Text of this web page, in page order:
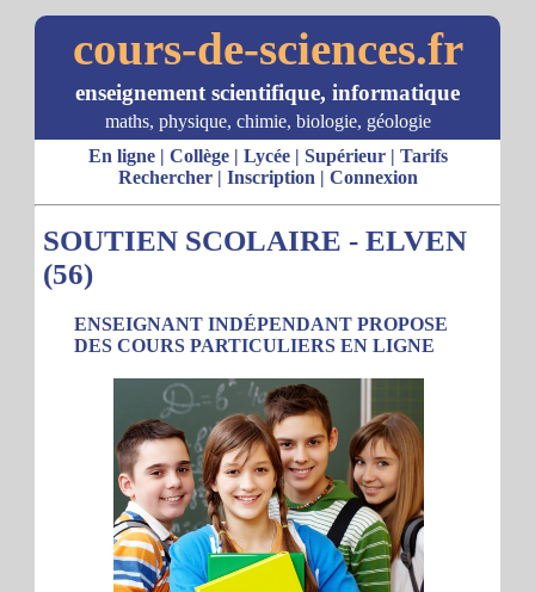
cours-de-sciences.fr
enseignement scientifique, informatique
maths, physique, chimie, biologie, géologie
En ligne| Collège| Lycée| Supérieur| Tarifs
Rechercher| Inscription | Connexion
SOUTIEN SCOLAIRE - ELVEN
(56)
ENSEIGNANT INDÉPENDANT PROPOSE
DES COURS PARTICULIERS EN LIGNE